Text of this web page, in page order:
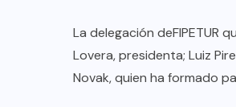
La delegación deFIPETUR
Lovera, presidenta; Luiz
Novak, quien ha formado